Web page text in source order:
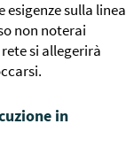
esigenze sulla linea
non noterai
si allegerirà
in